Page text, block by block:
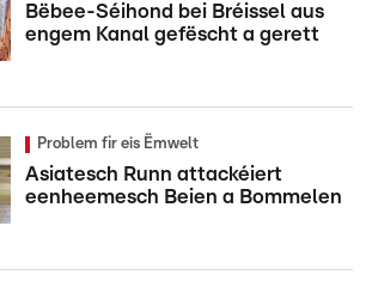
Bëbee-Séihond bei Bréissel aus
engem Kanal gefëscht a gerett
Problem fir eis Ëmwelt
Asiatesch Runn attackéiert
eenheemesch Beien a Bommelen